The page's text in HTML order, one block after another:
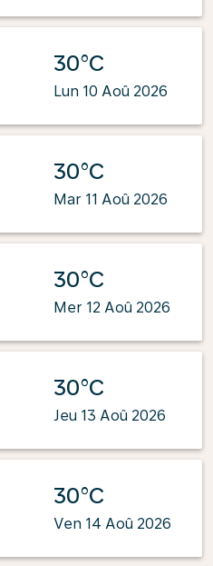
30°C
Lun 10 Aoû 2026
30°C
Mar 11 Aoû 2026
30°C
Mer 12 Aoû 2026
30°C
Jeu 13 Aoû 2026
30°C
Ven 14 Aoû 2026